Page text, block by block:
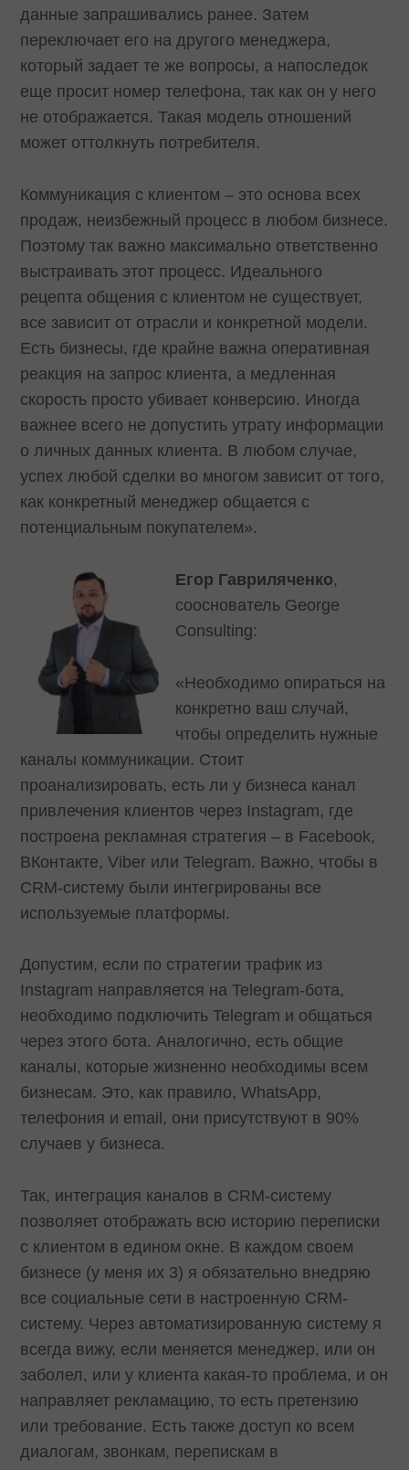
данные запрашивались ранее. Затем
переключает его на другого менеджера,
который задает те же вопросы, а напоследок
еще просит номер телефона, так как он у него
не отображается. Такая модель отношений
может оттолкнуть потребителя.
Коммуникация с клиентом – это основа всех
продаж, неизбежный процесс в любом бизнесе.
Поэтому так важно максимально ответственно
выстраивать этот процесс. Идеального
рецепта общения с клиентом не существует,
все зависит от отрасли и конкретной модели.
Есть бизнесы, где крайне важна оперативная
реакция на запрос клиента, а медленная
скорость просто убивает конверсию. Иногда
важнее всего не допустить утрату информации
о личных данных клиента. В любом случае,
успех любой сделки во многом зависит от того,
как конкретный менеджер общается с
потенциальным покупателем».
Егор Гавриляченко,
сооснователь George
Consulting:
«Необходимо опираться на
конкретно ваш случай,
чтобы определить нужные
каналы коммуникации. Стоит
проанализировать, есть ли у бизнеса канал
привлечения клиентов через Instagram, где
построена рекламная стратегия – в Facebook,
ВКонтакте, Viber или Telegram. Важно, чтобы в
CRM-систему были интегрированы все
используемые платформы.
Допустим, если по стратегии трафик из
Instagram направляется на Telegram-бота,
необходимо подключить Telegram и общаться
через этого бота. Аналогично, есть общие
каналы, которые жизненно необходимы всем
бизнесам. Это, как правило, WhatsApp,
телефония и email, они присутствуют в 90%
случаев у бизнеса.
Так, интеграция каналов в CRM-систему
позволяет отображать всю историю переписки
с клиентом в едином окне. В каждом своем
бизнесе (у меня их 3) я обязательно внедряю
все социальные сети в настроенную CRM-
систему. Через автоматизированную систему я
всегда вижу, если меняется менеджер, или он
заболел, или у клиента какая-то проблема, и он
направляет рекламацию, то есть претензию
или требование. Есть также доступ ко всем
диалогам, звонкам, перепискам в